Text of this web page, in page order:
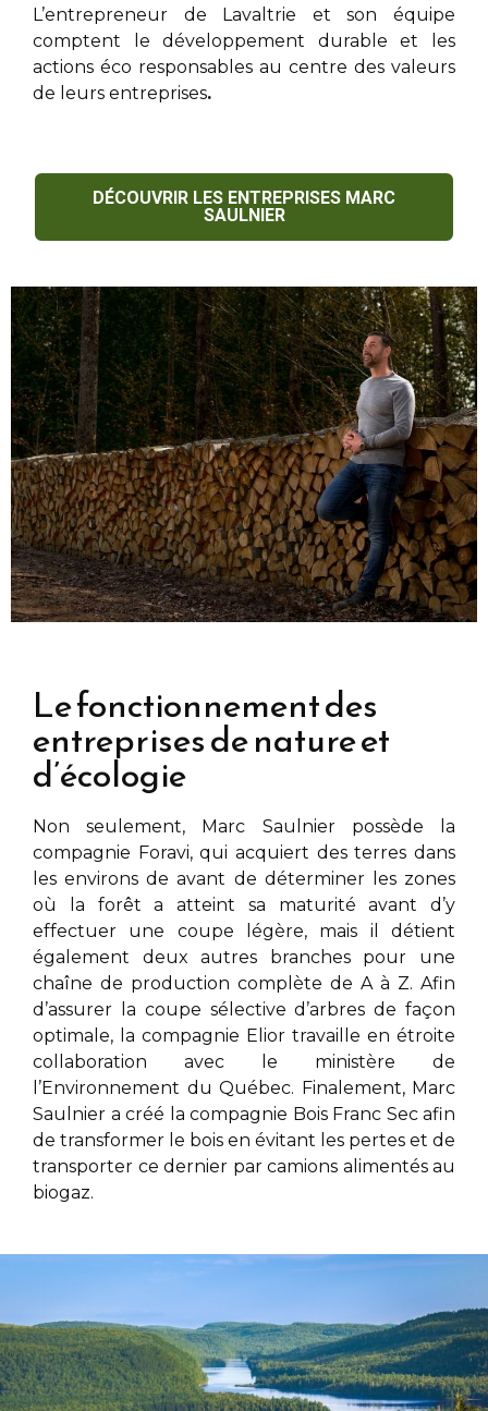
L’entrepreneur de Lavaltrie et son équipe
comptent le développement durable et les
actions éco responsables au centre des valeurs
de leurs entreprises.
DÉCOUVRIR LES ENTREPRISES MARC
SAULNIER
Le fonctionnement des
entreprises de nature et
d’écologie
Non seulement, Marc Saulnierpossède la
compagnie Foravi, qui acquiert des terres dans
les environs deavant de déterminer les zones
où la forêt a atteint sa maturité avant d’y
effectuer une coupe légère, mais il détient
également deux autres branches pour une
chaîne de production complète de A à Z. Afin
d’assurer la coupe sélective d’arbres de façon
optimale, la compagnie Elior travaille en étroite
collaboration avec le ministère de
l’Environnement du Québec. Finalement, Marc
Saulnier a créé la compagnie Bois Franc Sec afin
de transformer le bois en évitant les pertes et de
transporter ce dernier par camions alimentés au
biogaz.